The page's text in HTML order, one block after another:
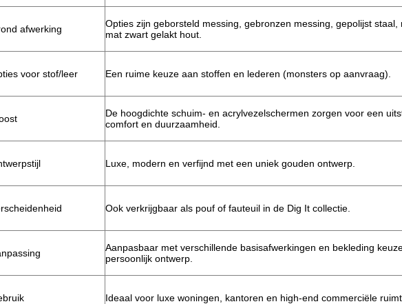
afwerking
Opties zijn geborsteld messing, gebronzen messing, gepolijst staal,
mat zwart gelakt hout.
voor stof/leer Een ruime keuze aan stoffen en lederen (monsters op aanvraag).
De hoogdichte schuim- en acrylvezelschermen zorgen voor een
comfort en duurzaamheid.
Luxe, modern en verfijnd met een uniek gouden ontwerp.
Ook verkrijgbaar als pouf of fauteuil in de Dig It collectie.
Aanpasbaar met verschillende basisafwerkingen en bekleding
persoonlijk ontwerp.
Ideaal voor luxe woningen, kantoren en high-end commerciële